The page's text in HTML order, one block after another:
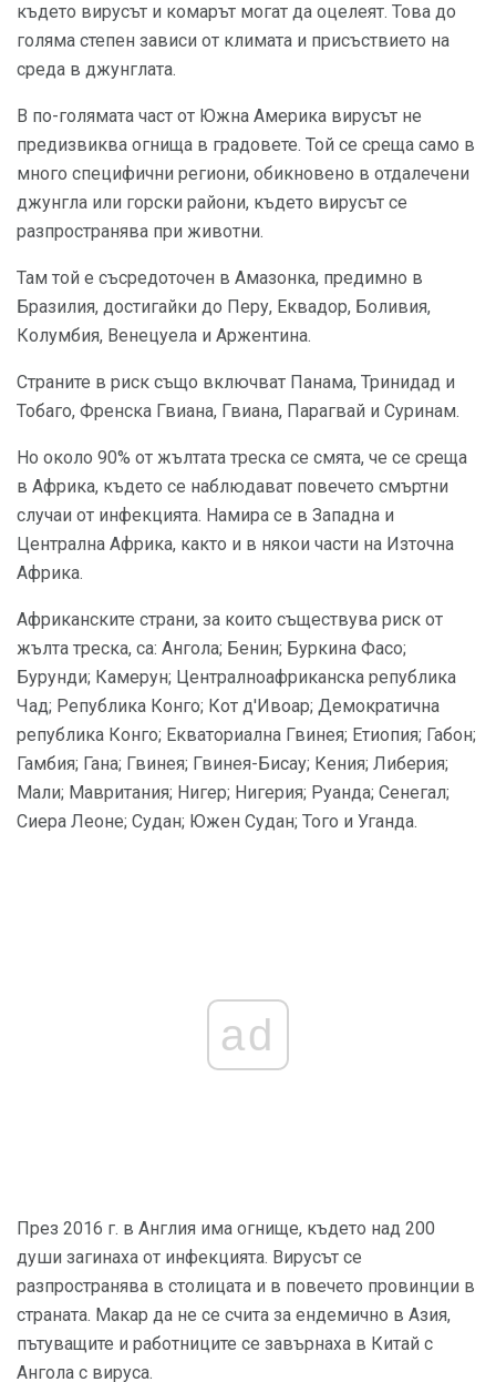
където вирусът и комарът могат да оцелеят. Това до
голяма степен зависи от климата и присъствието на
среда в джунглата.
В по-голямата част от Южна Америка вирусът не
предизвиква огнища в градовете. Той се среща само в
много специфични региони, обикновено в отдалечени
джунгла или горски райони, където вирусът се
разпространява при животни.
Там той е съсредоточен в Амазонка, предимно в
Бразилия, достигайки до Перу, Еквадор, Боливия,
Колумбия, Венецуела и Аржентина.
Страните в риск също включват Панама, Тринидад и
Тобаго, Френска Гвиана, Гвиана, Парагвай и Суринам.
Но около 90% от жълтата треска се смята, че се среща
в Африка, където се наблюдават повечето смъртни
случаи от инфекцията. Намира се в Западна и
Централна Африка, както и в някои части на Източна
Африка.
Африканските страни, за които съществува риск от
жълта треска, са: Ангола; Бенин; Буркина Фасо;
Бурунди; Камерун; Централноафриканска република
Чад; Република Конго; Кот д'Ивоар; Демократична
република Конго; Екваториална Гвинея; Етиопия; Габон;
Гамбия; Гана; Гвинея; Гвинея-Бисау; Кения; Либерия;
Мали; Мавритания; Нигер; Нигерия; Руанда; Сенегал;
Сиера Леоне; Судан; Южен Судан; Того и Уганда.
ad
През 2016 г. в Англия има огнище, където над 200
души загинаха от инфекцията. Вирусът се
разпространява в столицата и в повечето провинции в
страната. Макар да не се счита за ендемично в Азия,
пътуващите и работниците се завърнаха в Китай с
Ангола с вируса.